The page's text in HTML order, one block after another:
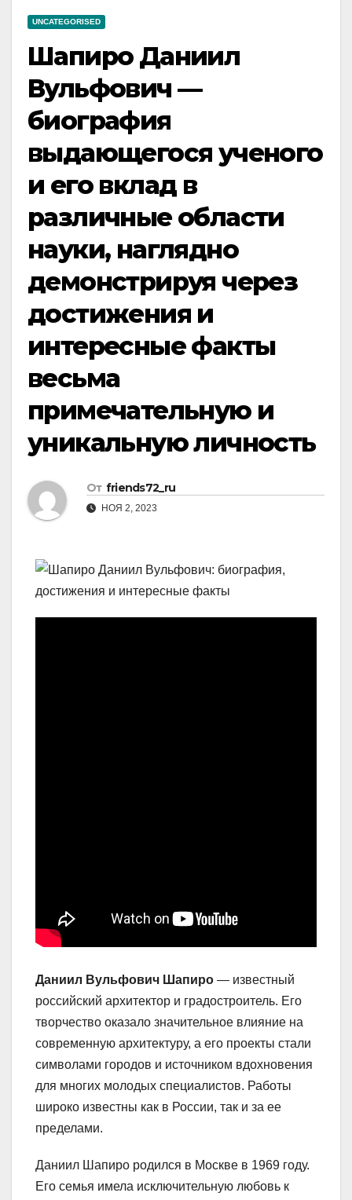
UNCATEGORISED
Шапиро Даниил
Вульфович —
биография
выдающегося ученого
и его вклад в
различные области
науки, наглядно
демонстрируя через
достижения и
интересные факты
весьма
примечательную и
уникальную личность
От friends72_ru
НОЯ 2, 2023
Даниил Вульфович Шапиро — известный
российский архитектор и градостроитель. Его
творчество оказало значительное влияние на
современную архитектуру, а его проекты стали
символами городов и источником вдохновения
для многих молодых специалистов. Работы
широко известны как в России, так и за ее
пределами.
Даниил Шапиро родился в Москве в 1969 году.
Его семья имела исключительную любовь к